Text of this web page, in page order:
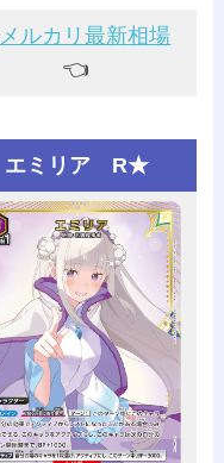
メルカリ最新相場
👈️
エミリア R★